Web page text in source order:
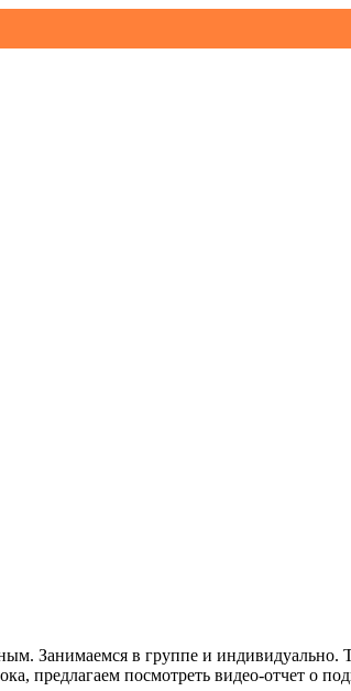
Занимаемся в группе и индивидуально.
предлагаем посмотреть видео-отчет о